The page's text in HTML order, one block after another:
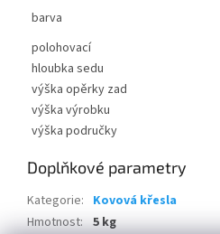
barva
polohovací
hloubka sedu
výška opěrky zad
výška výrobku
výška područky
Doplňkové parametry
Kategorie: Kovová křesla
Hmotnost: 5 kg